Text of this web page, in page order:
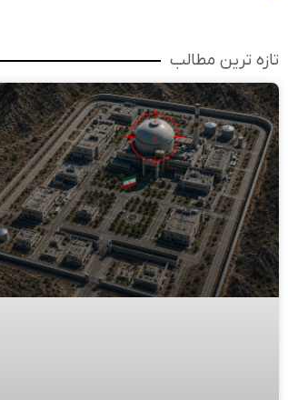
تازه ترین مطالب